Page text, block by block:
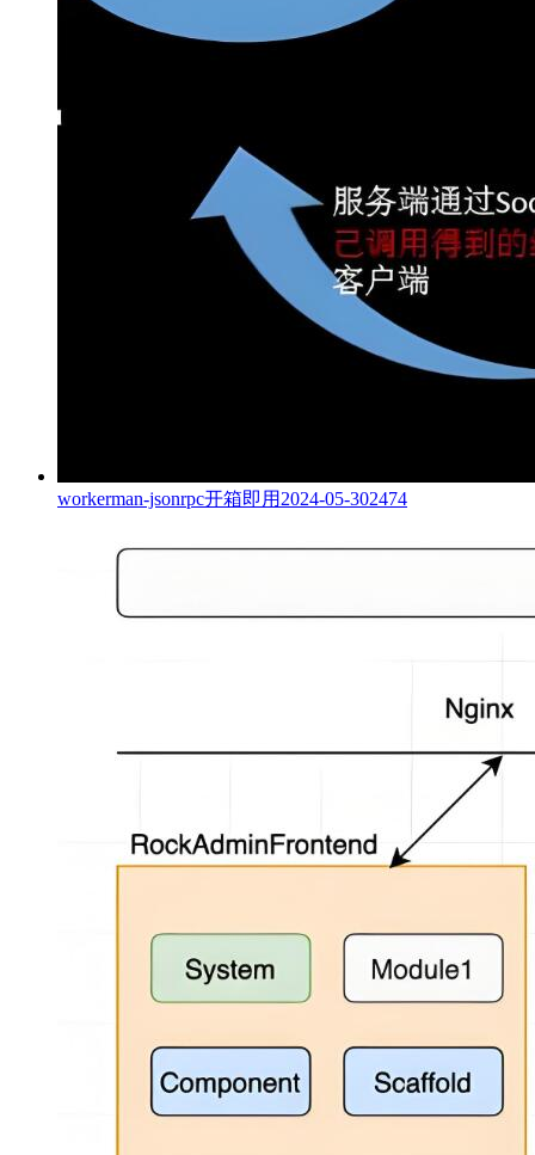
workerman-jsonrpc开箱即用 2024-05-302474